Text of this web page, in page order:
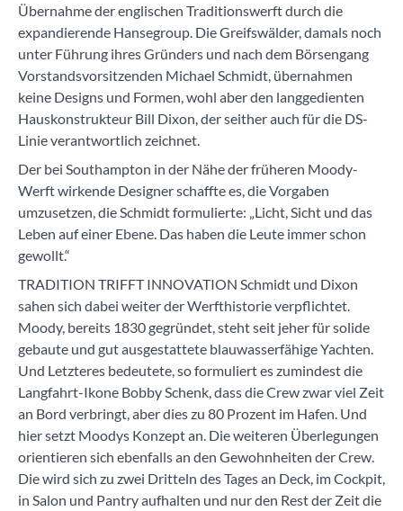
Übernahme der englischen Traditionswerft durch die
expandierende Hansegroup. Die Greifswälder, damals noch
unter Führung ihres Gründers und nach dem Börsengang
Vorstandsvorsitzenden Michael Schmidt, übernahmen
keine Designs und Formen, wohl aber den langgedienten
Hauskonstrukteur Bill Dixon, der seither auch für die DS-
Linie verantwortlich zeichnet.
Der bei Southampton in der Nähe der früheren Moody-
Werft wirkende Designer schaffte es, die Vorgaben
umzusetzen, die Schmidt formulierte: „Licht, Sicht und das
Leben auf einer Ebene. Das haben die Leute immer schon
gewollt.“
TRADITION TRIFFT INNOVATION Schmidt und Dixon
sahen sich dabei weiter der Werfthistorie verpflichtet.
Moody, bereits 1830 gegründet, steht seit jeher für solide
gebaute und gut ausgestattete blauwasserfähige Yachten.
Und Letzteres bedeutete, so formuliert es zumindest die
Langfahrt-Ikone Bobby Schenk, dass die Crew zwar viel Zeit
an Bord verbringt, aber dies zu 80 Prozent im Hafen. Und
hier setzt Moodys Konzept an. Die weiteren Überlegungen
orientieren sich ebenfalls an den Gewohnheiten der Crew.
Die wird sich zu zwei Dritteln des Tages an Deck, im Cockpit,
in Salon und Pantry aufhalten und nur den Rest der Zeit die